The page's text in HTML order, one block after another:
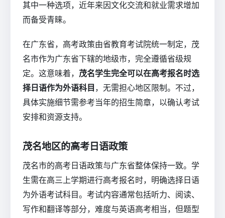
其中一种选项，近年来因文化交流和就业需求增加
而备受青睐。
在广东省，高考政策由省教育考试院统一制定，茂
名市作为广东省下辖的地级市，完全遵循省级规
定。这意味着， 茂名学生完全可以在高考报名时选
择日语作为外语科目 ，无需担心地区限制。不过，
具体实施细节需参考当年的招生简章，以确认考试
安排和资源支持。
茂名地区的高考日语政策
茂名市的高考日语政策与广东省整体保持一致。学
生需在高三上学期进行高考报名时，明确选择日语
为外语考试科目。考试内容通常包括听力、阅读、
写作和翻译等部分，难度与英语高考相当，但题型